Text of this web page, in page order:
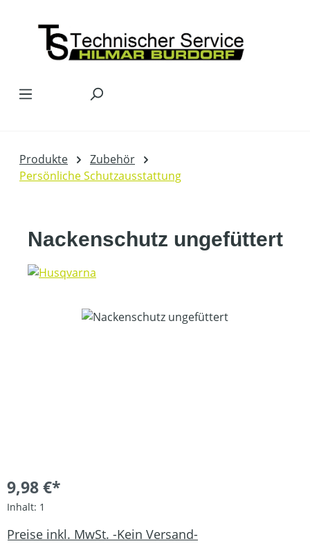
Produkte
Zubehör
Persönliche Schutzausstattung
Nackenschutz ungefüttert
Bildergalerie überspringen
9,98 €*
Inhalt: 1
Preise inkl. MwSt. -Kein Versand-